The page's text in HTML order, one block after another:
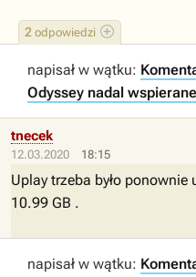
2 odpowiedzi
napisał w wątku:
Odyssey nadal
12.03.2020 18:15
tnecek
Uplay trzeba było
10.99 GB .
napisał w wątku: